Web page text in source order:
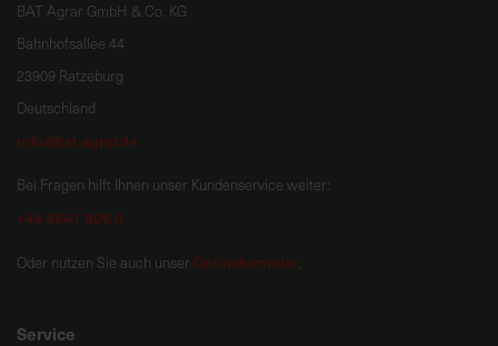
BAT Agrar GmbH & Co. KG
Bahnhofsallee 44
23909 Ratzeburg
Deutschland
info@bat-agrar.de
Bei Fragen hilft Ihnen unser Kundenservice weiter:
+49 4541 806 0
Oder nutzen Sie auch unser Onlineformular.
Service